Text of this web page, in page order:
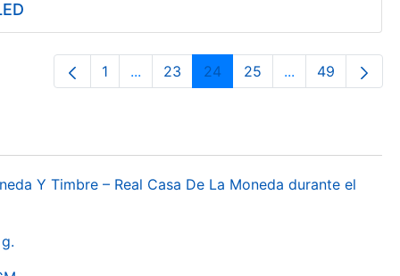
Orrialdea
1 ...Intermediate Pages Use TAB to
Orrialdea
23 Orrialdea
24 Orrialdea
25 ...Intermediate
Orrialdea
49
Y Timbre – Real Casa De La Moneda durante el